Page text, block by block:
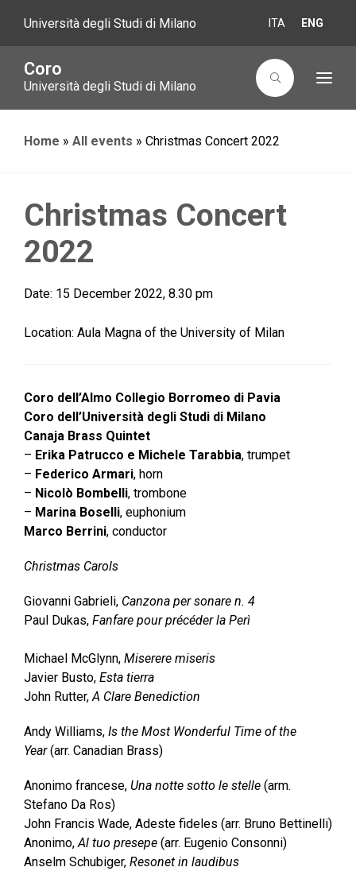
Università degli Studi di Milano ITA ENG
Coro
Università degli Studi di Milano
T
Home » All events » Christmas Concert 2022
Christmas Concert
2022
Date: 15 December 2022, 8.30 pm
Location: Aula Magna of the University of Milan
Coro dell’Almo Collegio Borromeo di Pavia
Coro dell’Università degli Studi di Milano
Canaja Brass Quintet
– Erika Patrucco e Michele Tarabbia, trumpet
– Federico Armari, horn
– Nicolò Bombelli, trombone
– Marina Boselli, euphonium
Marco Berrini, conductor
Christmas Carols
Giovanni Gabrieli, Canzona per sonare n. 4
Paul Dukas, Fanfare pour précéder la Perì
Michael McGlynn, Miserere miseris
Javier Busto, Esta tierra
John Rutter,A Clare Benediction
Andy Williams, Is the Most Wonderful Time of the
Year(arr. Canadian Brass)
Anonimo francese, Una notte sotto le stelle (arm.
Stefano Da Ros)
John Francis Wade, Adeste fideles (arr. Bruno Bettinelli)
Anonimo,Al tuo presepe (arr. Eugenio Consonni)
Anselm Schubiger, Resonet in laudibus